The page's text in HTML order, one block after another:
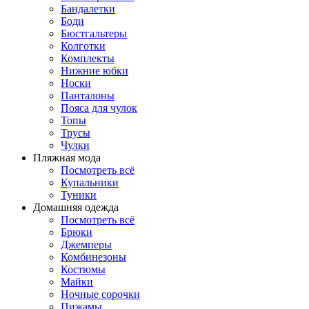
Бандалетки
Боди
Бюстгальтеры
Колготки
Комплекты
Нижние юбки
Носки
Панталоны
Поясa для чулок
Топы
Трусы
Чулки
Пляжная мода
Посмотреть всё
Купальники
Туники
Домашняя одежда
Посмотреть всё
Брюки
Джемперы
Комбинезоны
Костюмы
Майки
Ночные сорочки
Пижамы